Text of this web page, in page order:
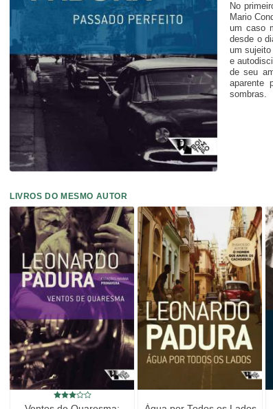
No
Mario
um caso
desde o
um
e
de seu
aparente
sombras.
LIVROS DO MESMO AUTOR